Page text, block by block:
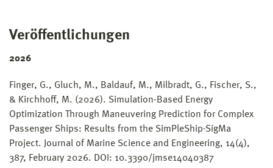
Veröffentlichungen
2026
Finger, G., Gluch, M., Baldauf, M., Milbradt, G., Fischer, S.,
& Kirchhoff, M. (2026). Simulation-Based Energy
Optimization Through Maneuvering Prediction for Complex
Passenger Ships: Results from the SimPleShip-SigMa
Project. Journal of Marine Science and Engineering, 14(4),
387, February 2026. DOI: 10.3390/jmse14040387